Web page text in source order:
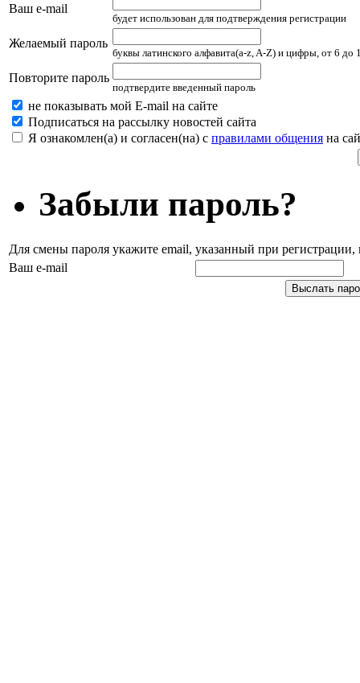
Ваш e-mail
будет использован для подтверждения регистрации
Желаемый пароль
буквы латинского алфавита(a-z, A-Z) и цифры, от 6 до
Повторите пароль
подтвердите введенный пароль
не показывать мой E-mail на сайте
Подписаться на рассылку новостей сайта
Я ознакомлен(а) и согласен(на) с правилами общения на
Забыли пароль?
Для смены пароля укажите email, указанный при
Ваш e-mail